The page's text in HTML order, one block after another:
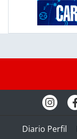
Diario Perfil